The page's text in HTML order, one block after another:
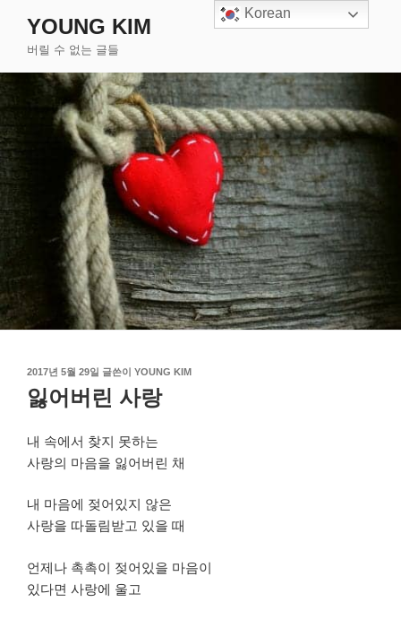
로
바
로
가
기
YOUNG KIM
버릴 수 없는 글들
작
성
일
2017년 5월 29일 글쓴이 YOUNG KIM
잃어버린 사랑
내 속에서 찾지 못하는
사랑의 마음을 잃어버린 채
내 마음에 젖어있지 않은
사랑을 따돌림받고 있을 때
언제나 촉촉이 젖어있을 마음이
있다면 사랑에 울고
Korean